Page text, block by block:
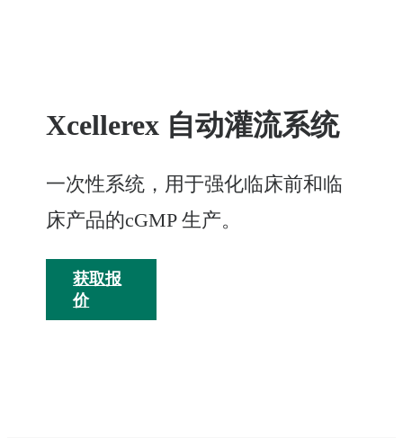
Xcellerex 自动灌流系统
一次性系统，用于强化临床前和临
床产品的cGMP 生产。
获取报
价